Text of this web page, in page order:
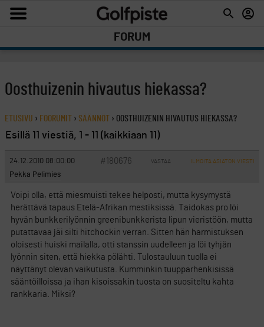
FORUM
Oosthuizenin hivautus hiekassa?
ETUSIVU › FOORUMIT › SÄÄNNÖT › OOSTHUIZENIN HIVAUTUS HIEKASSA?
Esillä 11 viestiä, 1 - 11 (kaikkiaan 11)
24.12.2010 08:00:00 #180676 VASTAA ILMOITA ASIATON VIESTI
Pekka Pelimies
Voipi olla, että miesmuisti tekee helposti, mutta kysymystä
herättävä tapaus Etelä-Afrikan mestiksissä. Taidokas pro löi
hyvän bunkkerilyönnin greenibunkkerista lipun vieristöön, mutta
putattavaa jäi silti hitchockin verran. Sitten hän harmistuksen
oloisesti huiski mailalla, otti stanssin uudelleen ja löi tyhjän
lyönnin siten, että hiekka pölähti. Tulostauluun tuolla ei
näyttänyt olevan vaikutusta. Kumminkin tuupparhenkisissä
sääntöilloissa ja ihan kisoissakin tuosta on suositeltu kahta
rankkaria. Miksi?